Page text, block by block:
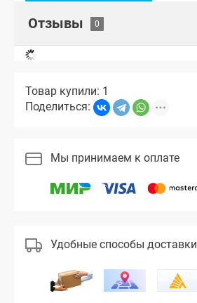
Отзывы
Товар купили: 1
Поделиться:
Мы принимаем к оплате
Удобные способы доставки